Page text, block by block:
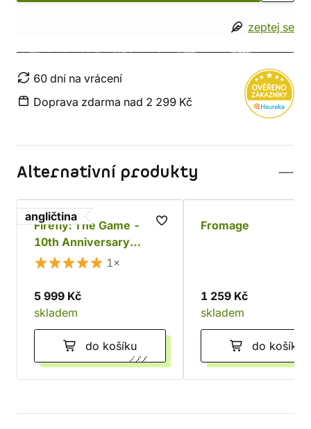
zeptej se
60 dní na vrácení
Doprava zdarma nad 2 299 Kč
Alternativní produkty
angličtina
Firefly: The Game -
10th Anniversary
Collector's Edition
1×
5 999 Kč
skladem
do košíku
Fromage
1 259 Kč
skladem
do košíku